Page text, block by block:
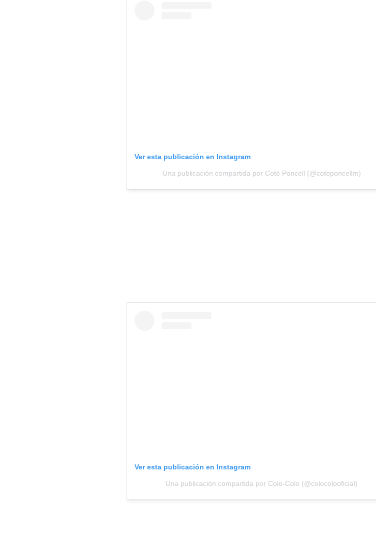
Ver esta publicación en Instagram
Una publicación compartida por Coté Poncell (@coteponcellm)
Ver esta publicación en Instagram
Una publicación compartida por Colo-Colo (@colocolooficial)